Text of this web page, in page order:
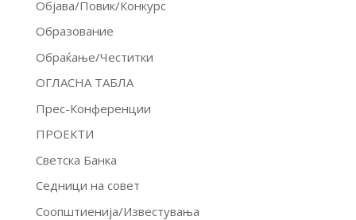
Објава/Повик/Конкурс
Образование
Обраќање/Честитки
ОГЛАСНА ТАБЛА
Прес-Конференции
ПРОЕКТИ
Светска Банка
Седници на совет
Соопштиенија/Известувања